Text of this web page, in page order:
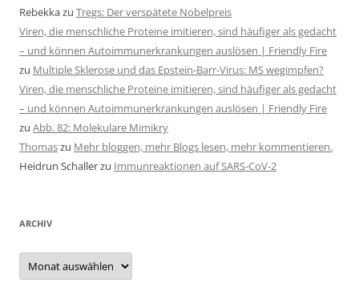
Rebekkazu Tregs: Der verspätete Nobelpreis
Viren, die menschliche Proteine imitieren, sind häufiger als gedacht
– und können Autoimmunerkrankungen auslösen | Friendly Fire
zu Multiple Sklerose und das Epstein-Barr-Virus: MS wegimpfen?
Viren, die menschliche Proteine imitieren, sind häufiger als gedacht
– und können Autoimmunerkrankungen auslösen | Friendly Fire
zu Abb. 82: Molekulare Mimikry
Thomaszu Mehr bloggen, mehr Blogs lesen, mehr kommentieren.
Heidrun Schallerzu Immunreaktionen auf SARS-CoV-2
ARCHIV
Archiv